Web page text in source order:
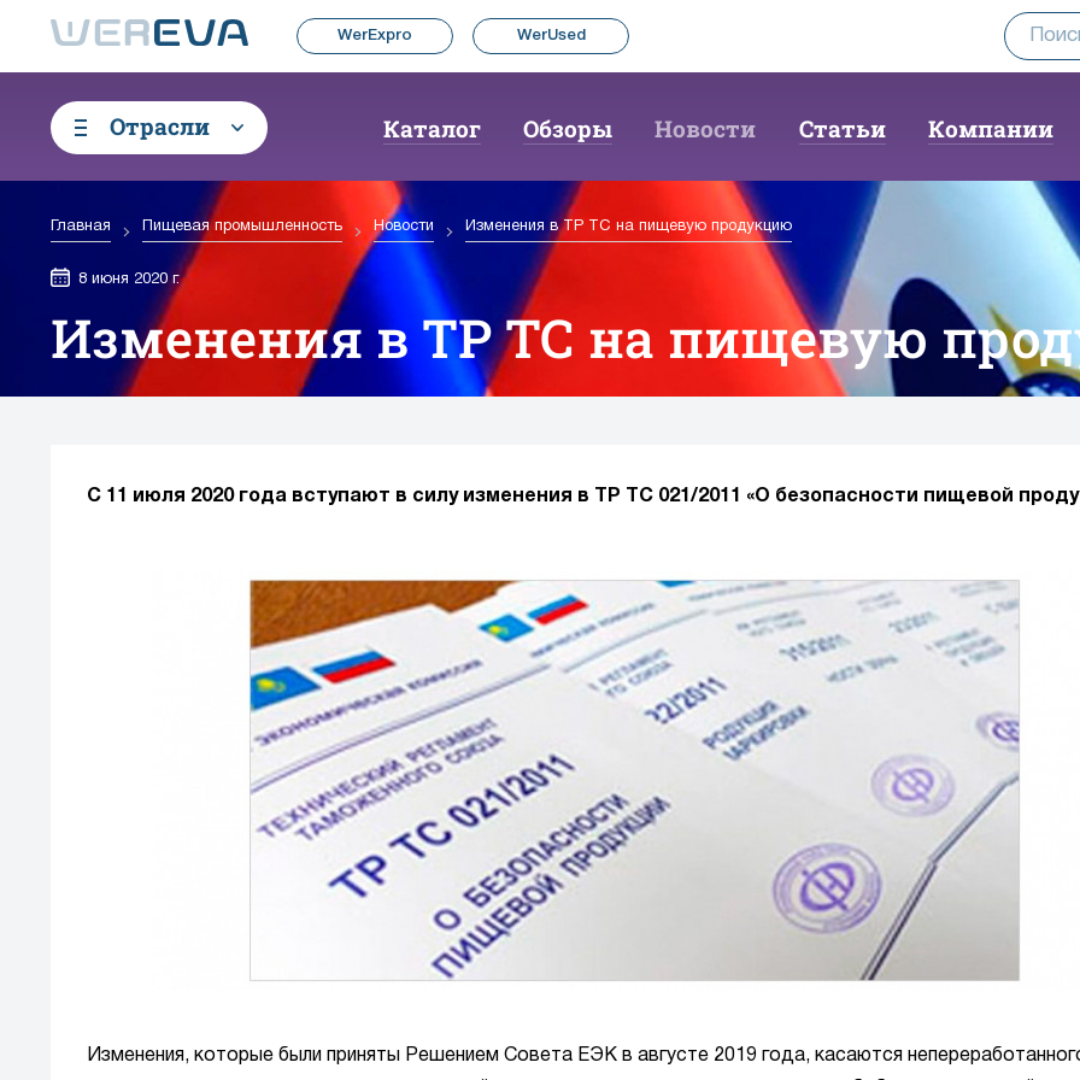
WerExpro WerUsed
Отрасли Каталог Обзоры Новости Статьи Компании
Главная Пищевая промышленность Новости Изменения в ТР ТС на пищевую продукцию
8 июня 2020 г.
Изменения в ТР ТС на пищевую
С 11 июля 2020 года вступают в силу изменения в ТР ТС 021/2011 «О безопасности пищевой
Изменения, которые были приняты Решением Совета ЕЭК в августе 2019 года, касаются